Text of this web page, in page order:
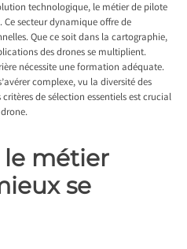
technologique, le métier de pilote
secteur dynamique offre de
Que ce soit dans la cartographie,
des drones se multiplient.
nécessite une formation adéquate.
complexe, vu la diversité des
de sélection essentiels est crucial
métier
se